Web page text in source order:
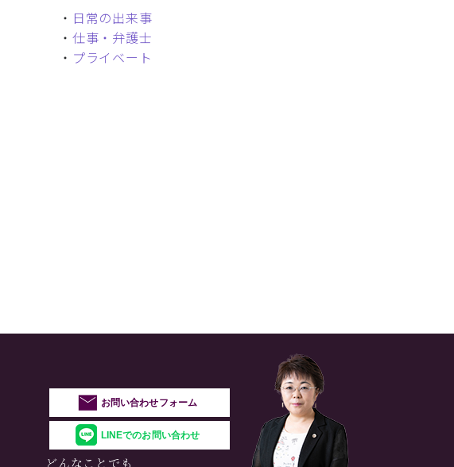
・ 日常の出来事
・ 仕事・弁護士
・ プライベート
お問い合わせフォーム
LINEでのお問い合わせ
どんなことでも